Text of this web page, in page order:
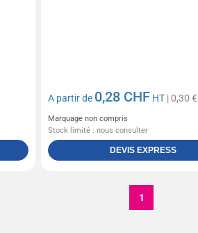
A partir de 0,28 CHF HT| 0,30 €
Marquage non compris
Stock limité : nous consulter
DEVIS EXPRESS
1